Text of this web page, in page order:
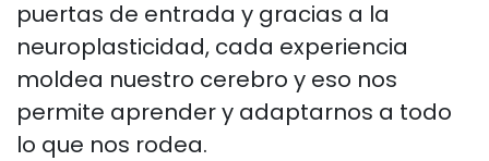
puertas de entrada y gracias a la
neuroplasticidad, cada experiencia
moldea nuestro cerebro y eso nos
permite aprender y adaptarnos a todo
lo que nos rodea.